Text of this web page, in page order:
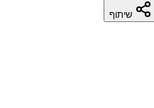
שיתוף